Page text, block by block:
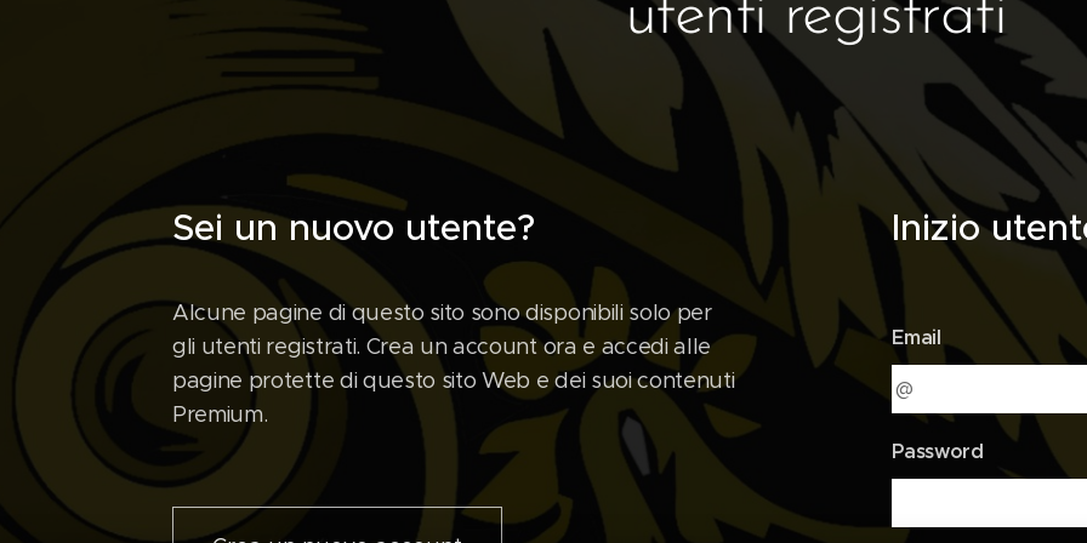
utenti registrati
Sei un nuovo utente?
Alcune pagine di questo sito sono disponibili solo per
gli utenti registrati. Crea un account ora e accedi alle
pagine protette di questo sito Web e dei suoi contenuti
Premium.
Inizio
Email
Password